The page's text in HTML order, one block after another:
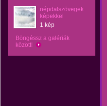
népdalszövegek
képekkel
1 kép
Böngéssz a galériák
között!